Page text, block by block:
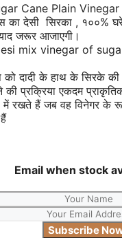
Cane Plain
का देसी सिरका , १००%
जरूर आजाएगी।
mix vinegar of
दादी के हाथ के सिरके की
की प्रक्रिया एकदम
में रखते हैं जब वह विनेगर के
Email when stock